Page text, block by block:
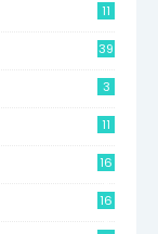
11
39
3
11
16
16